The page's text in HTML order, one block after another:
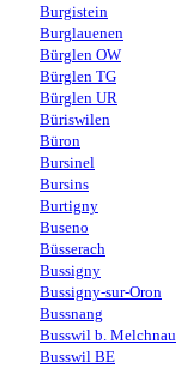
Burgistein
Burglauenen
Bürglen OW
Bürglen TG
Bürglen UR
Büriswilen
Büron
Bursinel
Bursins
Burtigny
Buseno
Büsserach
Bussigny
Bussigny-sur-Oron
Bussnang
Busswil b. Melchnau
Busswil BE